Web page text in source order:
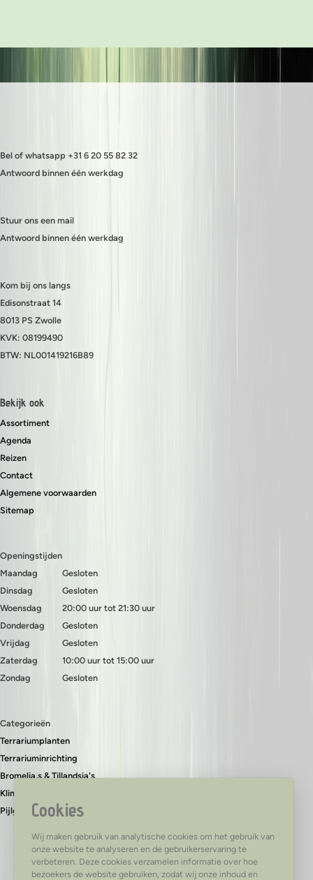
Cookies
Wij maken gebruik van analytische cookies om het gebruik van
onze website te analyseren en de gebruikerservaring te
verbeteren. Deze cookies verzamelen informatie over hoe
bezoekers de website gebruiken, zodat wij onze inhoud en
Bel of whatsapp +31 6 20 55 82 32
Antwoord binnen één werkdag
Stuur ons een mail
Antwoord binnen één werkdag
Kom bij ons langs
Edisonstraat 14
8013 PS Zwolle
KVK: 08199490
BTW: NL001419216B89
Bekijk ook
Assortiment
Agenda
Reizen
Contact
Algemene voorwaarden
Sitemap
Openingstijden
Maandag
Dinsdag
Woensdag
Donderdag
Vrijdag
Zaterdag
Zondag
Gesloten
Gesloten
20:00 uur tot 21:30 uur
Gesloten
Gesloten
10:00 uur tot 15:00 uur
Gesloten
Categorieën
Terrariumplanten
Terrariuminrichting
Bromelia,s & Tillandsia's
Klimplanten & bodembedekkers
Pijlgifkikkers